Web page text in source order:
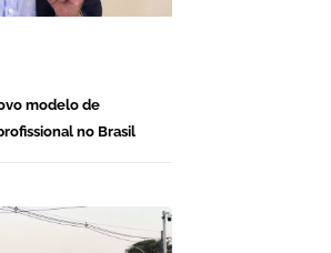
modelo de
no Brasil